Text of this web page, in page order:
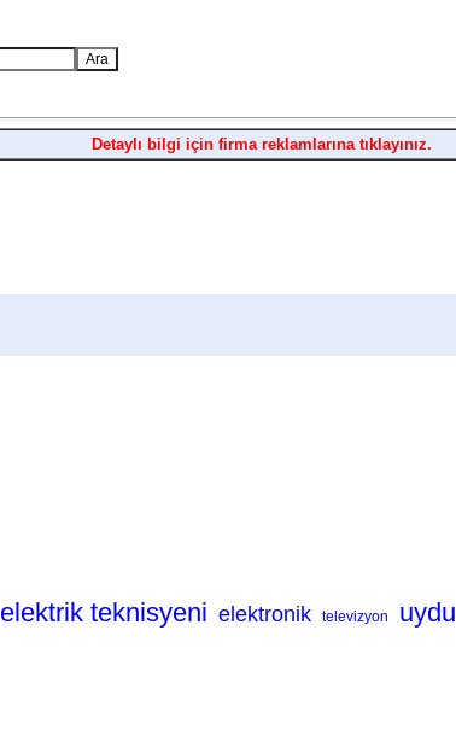
Detaylı bilgi için firma reklamlarına tıklayınız.
elektrik teknisyeni elektronik televizyon uydu